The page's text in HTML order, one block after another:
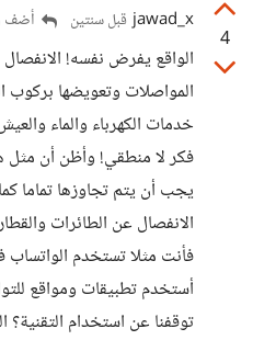
4
jawad_x قبل سنتين أضف
الواقع يفرض نفسه!
المواصلات وتعويضها بركوب
خدمات الكهرباء والماء
فكر لا منطقي! وأظن أن مثل
يجب أن يتم تجاوزها تماما
الانفصال عن الطائرات
فأنت مثلا تستخدم الواتساب
أستخدم تطبيقات ومواقع
توقفنا عن استخدام التقنية؟